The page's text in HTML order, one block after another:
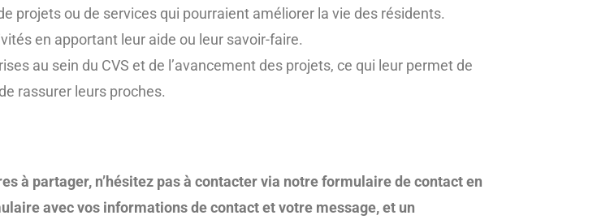
projets ou de services qui pourraient améliorer la vie des résidents.
en apportant leur aide ou leur savoir-faire.
au sein du CVS et de l’avancement des projets, ce qui leur permet de
rassurer leurs proches.
à partager, n’hésitez pas à contacter via notre formulaire de contact en
avec vos informations de contact et votre message, et un